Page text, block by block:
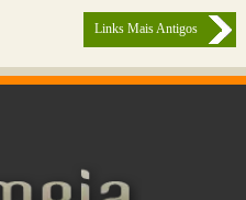
Links Mais Antigos